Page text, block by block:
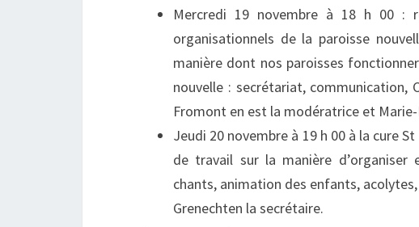
Mercredi 19 novembre à 18 h 00 :
organisationnels de la paroisse
manière dont nos paroisses
nouvelle : secrétariat, communication,
Fromont en est la modératrice et
Jeudi 20 novembre à 19 h 00 à la cure
de travail sur la manière d’organiser
chants, animation des enfants,
Grenechten la secrétaire.